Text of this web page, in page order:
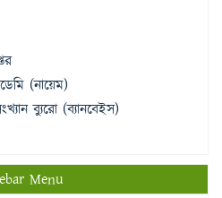
(নায়েম)
ব্যুরো (ব্যানবেইস)
Menu